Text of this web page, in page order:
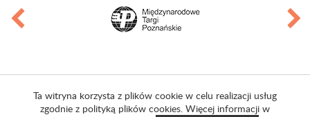
Ta witryna korzysta z plików cookie w celu realizacji usług
zgodnie z polityką plików cookies. Więcej informacji w